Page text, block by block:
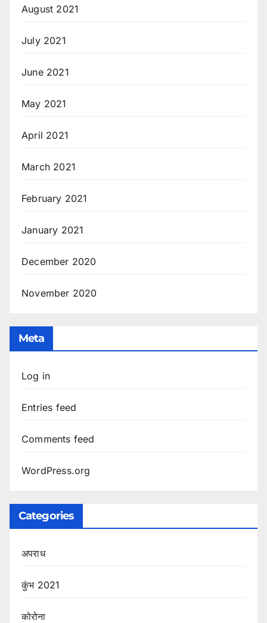
August 2021
July 2021
June 2021
May 2021
April 2021
March 2021
February 2021
January 2021
December 2020
November 2020
Meta
Log in
Entries feed
Comments feed
WordPress.org
Categories
अपराध
कुंभ 2021
कोरोना